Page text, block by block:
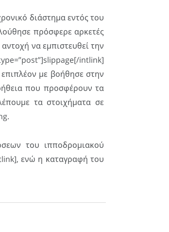
διάστημα εντός του
πρόσφερε αρκετές
να εμπιστευθεί την
intlink]
με βοήθησε στην
που προσφέρουν τα
τα στοιχήματα σε
του ιπποδρομιακού
ενώ η καταγραφή του